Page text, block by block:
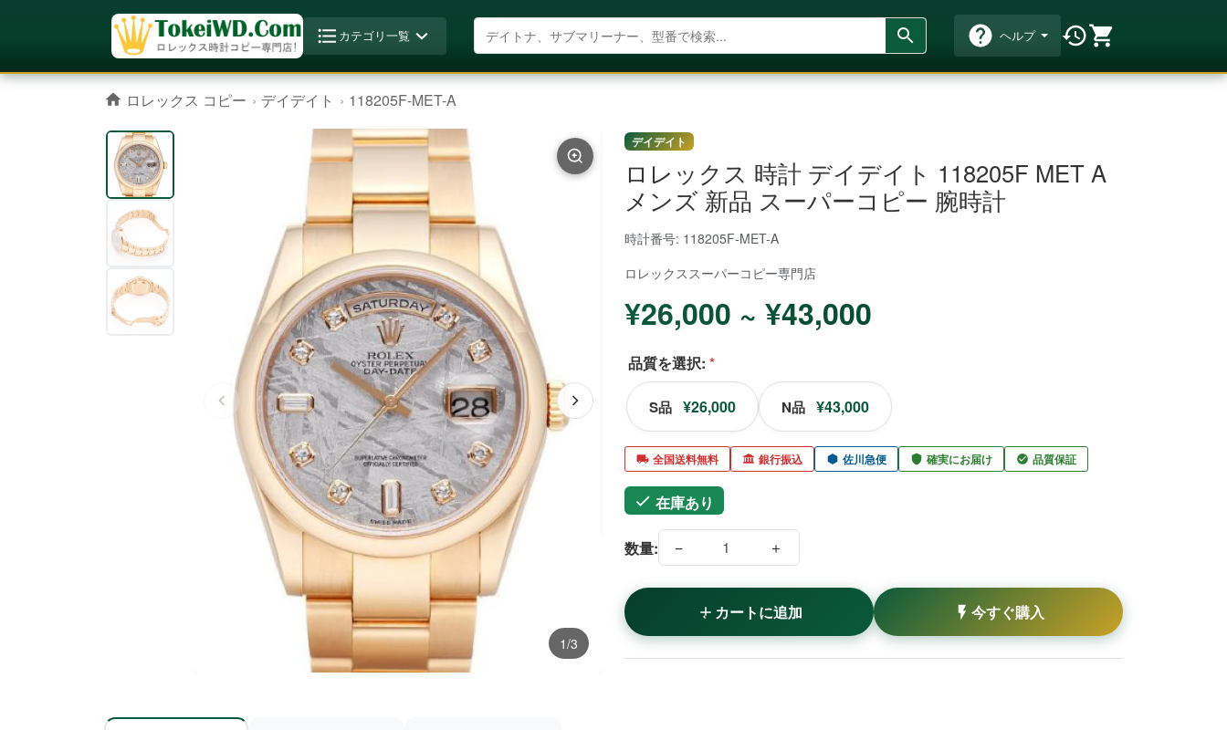
カテゴリ一覧 商品を検索 ヘルプ
ロレックス コピー デイデイト 118205F-MET-A
1/3
デイデイト
ロレックス 時計 デイデイト 118205F MET A
メンズ 新品 スーパーコピー 腕時計
時計番号: 118205F-MET-A
ロレックススーパーコピー専門店
¥26,000 ~ ¥43,000
品質を選択: *
S品 ¥26,000 N品 ¥43,000
全国送料無料 銀行振込 佐川急便 確実にお届け 品質保証
在庫あり
数量: − ＋
カートに追加 今すぐ購入